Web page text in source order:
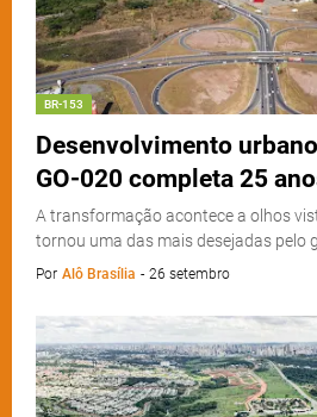
BR-153
Desenvolvimento
GO-020 completa 25
A transformação acontece a olhos
tornou uma das mais desejadas pelo
Por Alô Brasília - 26 setembro